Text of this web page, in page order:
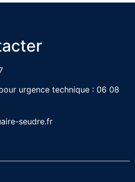
urgence technique : 06 08
seudre.fr